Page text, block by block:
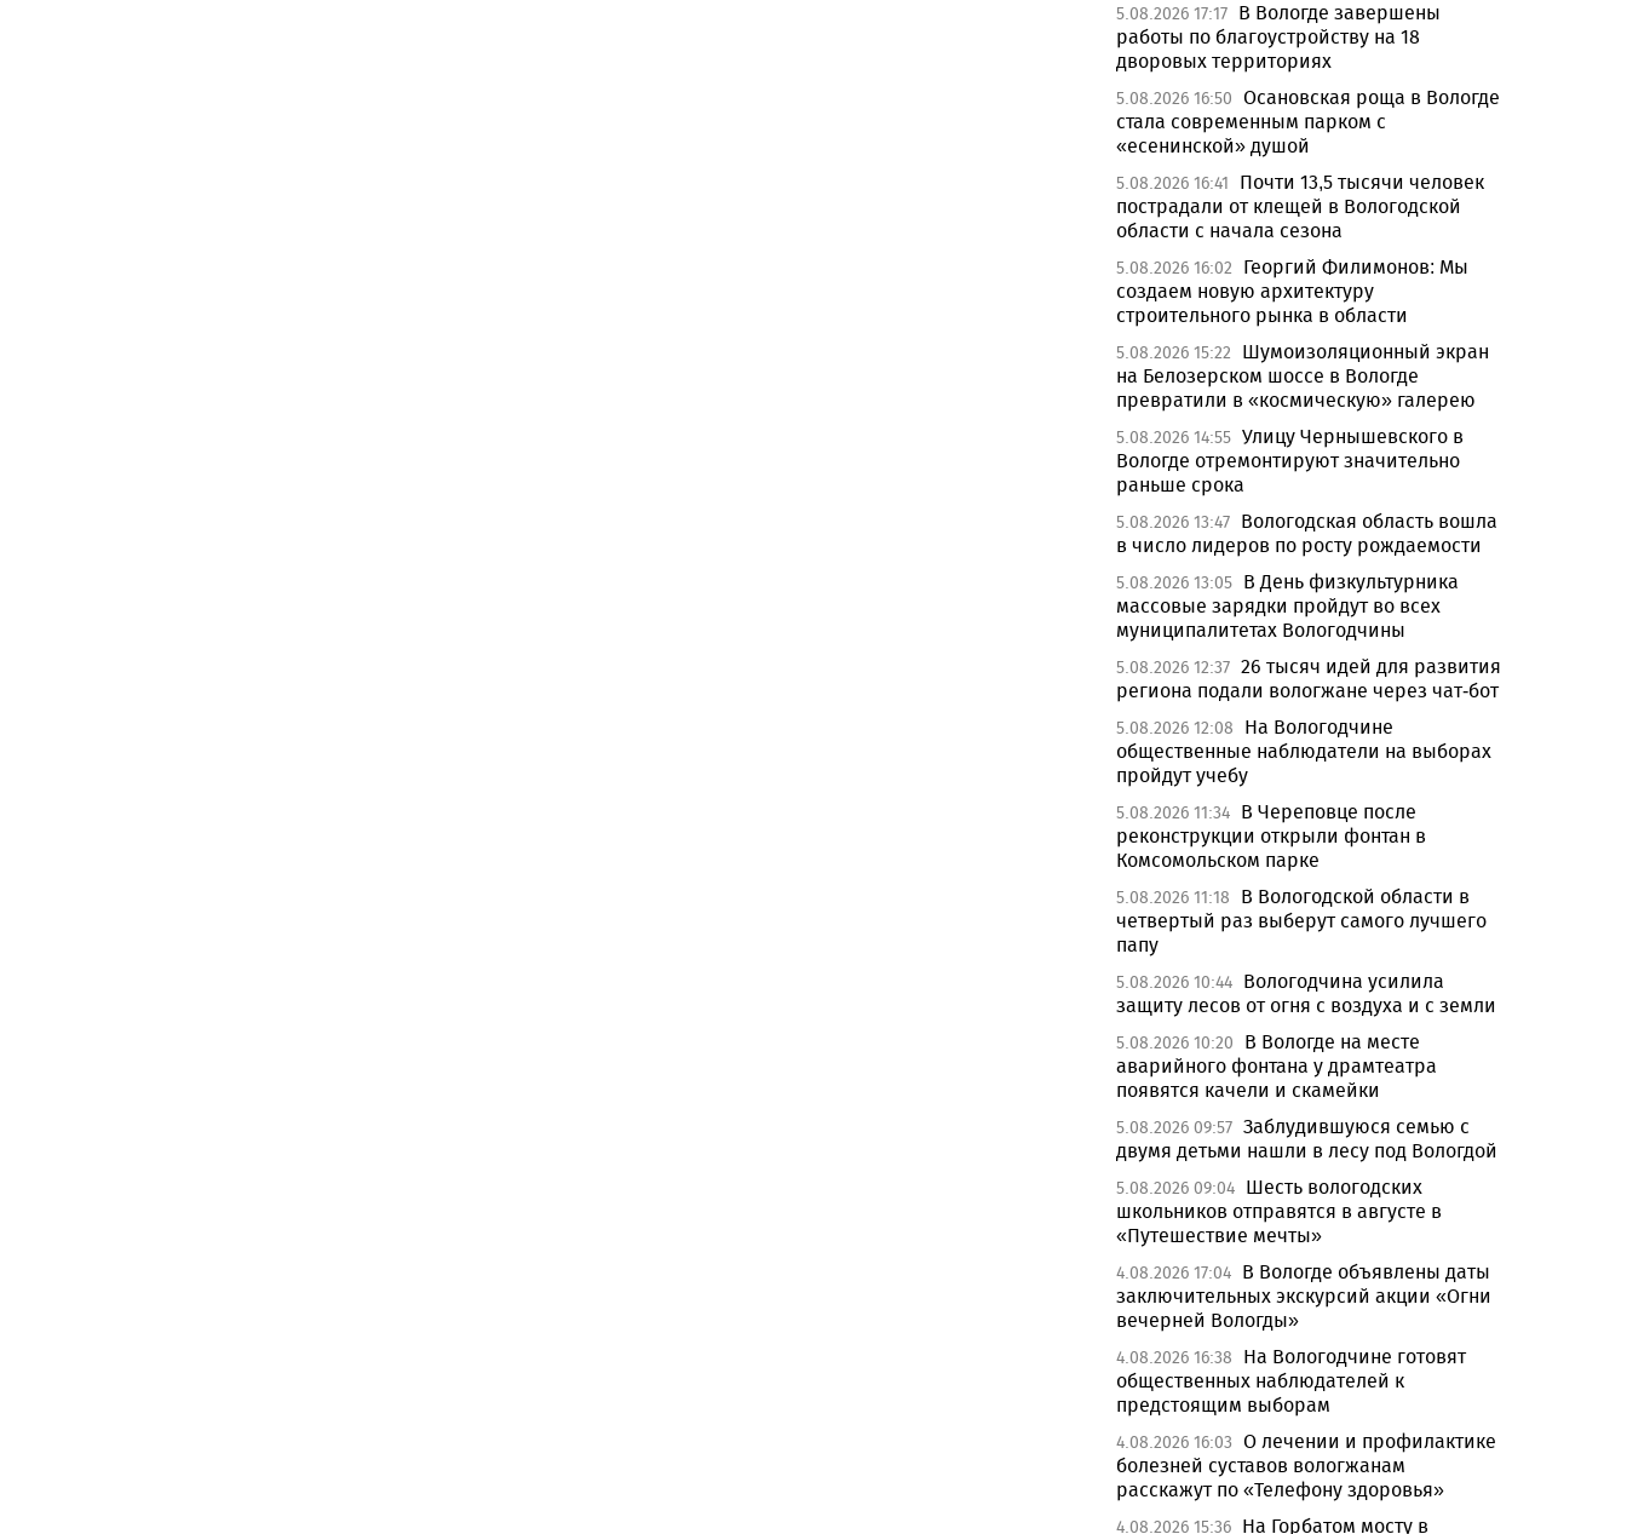
5.08.2026 17:17 В Вологде завершены
работы по благоустройству на 18
дворовых территориях
5.08.2026 16:50 Осановская роща в Вологде
стала современным парком с
«есенинской» душой
5.08.2026 16:41
Почти 13,5 тысячи человек
пострадали от клещей в Вологодской
области с начала сезона
5.08.2026 16:02
Георгий Филимонов: Мы
создаем новую архитектуру
строительного рынка в области
5.08.2026 15:22
Шумоизоляционный экран
на Белозерском шоссе в Вологде
превратили в «космическую» галерею
5.08.2026 14:55 Улицу Чернышевского в
Вологде отремонтируют значительно
раньше срока
5.08.2026 13:47 Вологодская область вошла
в число лидеров по росту рождаемости
5.08.2026 13:05 В День физкультурника
массовые зарядки пройдут во всех
муниципалитетах Вологодчины
5.08.2026 12:37 26 тысяч идей для развития
региона подали вологжане через чат-бот
5.08.2026 12:08
На Вологодчине
общественные наблюдатели на выборах
пройдут учебу
5.08.2026 11:34 В Череповце после
реконструкции открыли фонтан в
Комсомольском парке
5.08.2026 11:18
В Вологодской области в
четвертый раз выберут самого лучшего
папу
5.08.2026 10:44 Вологодчина усилила
защиту лесов от огня с воздуха и с земли
5.08.2026 10:20
В Вологде на месте
аварийного фонтана у драмтеатра
появятся качели и скамейки
5.08.2026 09:57 Заблудившуюся семью с
двумя детьми нашли в лесу под Вологдой
5.08.2026 09:04 Шесть вологодских
школьников отправятся в августе в
«Путешествие мечты»
4.08.2026 17:04 В Вологде объявлены даты
заключительных экскурсий акции «Огни
вечерней Вологды»
4.08.2026 16:38
На Вологодчине готовят
общественных наблюдателей к
предстоящим выборам
4.08.2026 16:03 О лечении и профилактике
болезней суставов вологжанам
расскажут по «Телефону здоровья»
4.08.2026 15:36 На Горбатом мосту в